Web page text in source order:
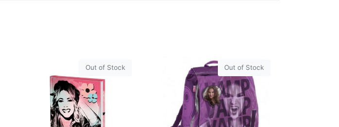
Out of Stock Out of Stock